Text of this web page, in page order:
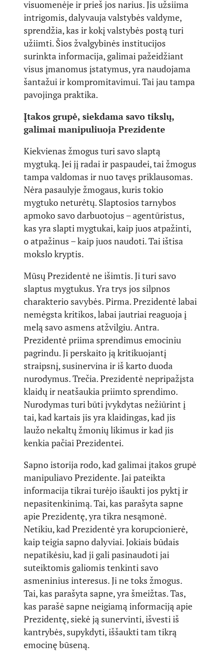
visuomenėje ir prieš jos narius. Jis užsiima
intrigomis, dalyvauja valstybės valdyme,
sprendžia, kas ir kokį valstybės postą turi
užiimti. Šios žvalgybinės institucijos
surinkta informacija, galimai pažeidžiant
visus įmanomus įstatymus, yra naudojama
šantažui ir kompromitavimui. Tai jau tampa
pavojinga praktika.
Įtakos grupė, siekdama savo tikslų,
galimai manipuliuoja Prezidente
Kiekvienas žmogus turi savo slaptą
mygtuką. Jei jį radai ir paspaudei, tai žmogus
tampa valdomas ir nuo tavęs priklausomas.
Nėra pasaulyje žmogaus, kuris tokio
mygtuko neturėtų. Slaptosios tarnybos
apmoko savo darbuotojus – agentūristus,
kas yra slapti mygtukai, kaip juos atpažinti,
o atpažinus – kaip juos naudoti. Tai ištisa
mokslo kryptis.
Mūsų Prezidentė ne išimtis. Ji turi savo
slaptus mygtukus. Yra trys jos silpnos
charakterio savybės. Pirma. Prezidentė labai
nemėgsta kritikos, labai jautriai reaguoja į
melą savo asmens atžvilgiu. Antra.
Prezidentė priima sprendimus emociniu
pagrindu. Ji perskaito ją kritikuojantį
straipsnį, susinervina ir iš karto duoda
nurodymus. Trečia. Prezidentė nepripažįsta
klaidų ir neatšaukia priimto sprendimo.
Nurodymas turi būti įvykdytas nežiūrint į
tai, kad kartais jis yra klaidingas, kad jis
laužo nekaltų žmonių likimus ir kad jis
kenkia pačiai Prezidentei.
Sapno istorija rodo, kad galimai įtakos grupė
manipuliavo Prezidente. Jai pateikta
informacija tikrai turėjo išaukti jos pyktį ir
nepasitenkinimą. Tai, kas parašyta sapne
apie Prezidentę, yra tikra nesąmonė.
Netikiu, kad Prezidentė yra korupcionierė,
kaip teigia sapno dalyviai. Jokiais būdais
nepatikėsiu, kad ji gali pasinaudoti jai
suteiktomis galiomis tenkinti savo
asmeninius interesus. Ji ne toks žmogus.
Tai, kas parašyta sapne, yra šmeižtas. Tas,
kas parašė sapne neigiamą informaciją apie
Prezidentę, siekė ją sunervinti, išvesti iš
kantrybės, supykdyti, iššaukti tam tikrą
emocinę būseną.